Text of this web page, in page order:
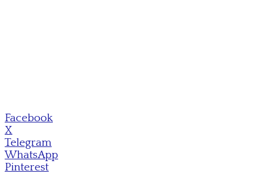
Facebook
X
Telegram
WhatsApp
Pinterest